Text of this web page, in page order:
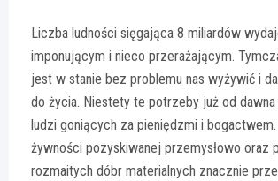
Liczba ludności sięgająca 8 miliardów
imponującym i nieco przerażającym.
jest w stanie bez problemu nas wyżywić i
do życia. Niestety te potrzeby już od
ludzi goniących za pieniędzmi i
żywności pozyskiwanej przemysłowo oraz
rozmaitych dóbr materialnych znacznie